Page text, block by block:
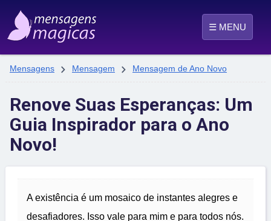
☰ MENU
Mensagens  Mensagem  Mensagem de Ano Novo
Renove Suas Esperanças: Um
Guia Inspirador para o Ano
Novo!
A existência é um mosaico de instantes alegres e
desafiadores. Isso vale para mim e para todos nós.